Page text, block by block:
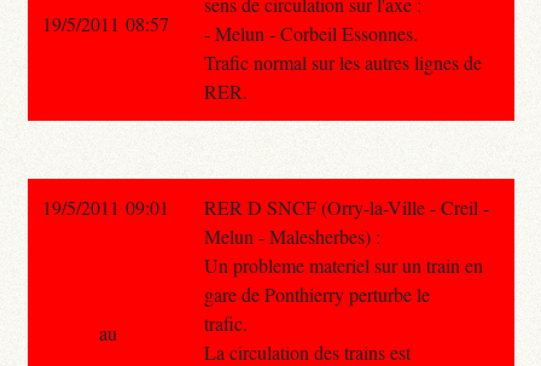
- Melun - Corbeil Essonnes.
Trafic normal sur les autres lignes de
RER.
19/5/2011 08:57
19/5/2011 09:01
RER D SNCF (Orry-la-Ville - Creil -
Melun - Malesherbes) :
Un probleme materiel sur un train en
gare de Ponthierry perturbe le
trafic.
La circulation des trains est
au